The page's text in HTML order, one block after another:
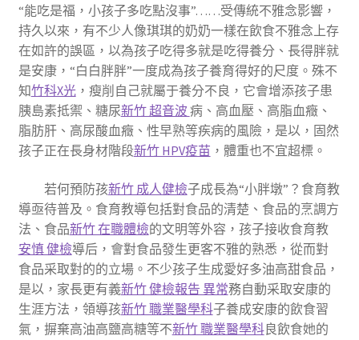
“能吃是福，小孩子多吃點沒事”……受傳統不雅念影響，
持久以來，有不少人像琪琪的奶奶一樣在飲食不雅念上存
在如許的誤區，以為孩子吃得多就是吃得養分、長得胖就
是安康，“白白胖胖”一度成為孩子養育得好的尺度。殊不
知竹科X光，瘦削自己就屬于養分不良，它會增添孩子患
胰島素抵禦、糖尿新竹 超音波病、高血壓、高脂血癥、
脂肪肝、高尿酸血癥、性早熟等疾病的風險，是以，固然
孩子正在長身材階段新竹 HPV疫苗 ，體重也不宜超標。
若何預防孩新竹 成人健檢子成長為“小胖墩”？食育教
導亟待普及。食育教導包括對食品的清楚、食品的烹調方
法、食品新竹 在職體檢的文明等外容，孩子接收食育教
安慎 健檢導后，會對食品發生更客不雅的熟悉，從而對
食品采取對的的立場。不少孩子生成愛好多油高甜食品，
是以，家長更有義新竹 健檢報告 異常務自動采取安康的
生涯方法，領導孩新竹 職業醫學科子養成安康的飲食習
氣，摒棄高油高鹽高糖等不新竹 職業醫學科良飲食她的